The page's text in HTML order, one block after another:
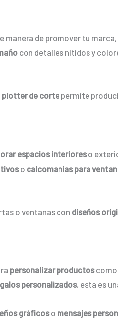
manera de promover tu
con detalles nítidos y
plotter de corte permite
espacios interioreso
o calcomanías para
o ventanas con diseños
personalizar productoscomo
personalizados, esta es
gráficoso mensajes